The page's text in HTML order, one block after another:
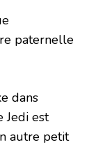
paternelle
dans
Jedi est
autre petit